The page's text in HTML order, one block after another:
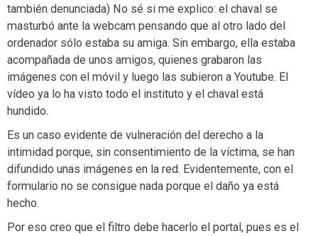
también denunciada) No sé si me explico: el chaval se
masturbó ante la webcam pensando que al otro lado del
ordenador sólo estaba su amiga. Sin embargo, ella estaba
acompañada de unos amigos, quienes grabaron las
imágenes con el móvil y luego las subieron a Youtube. El
vídeo ya lo ha visto todo el instituto y el chaval está
hundido.
Es un caso evidente de vulneración del derecho a la
intimidad porque, sin consentimiento de la víctima, se han
difundido unas imágenes en la red. Evidentemente, con el
formulario no se consigue nada porque el daño ya está
hecho.
Por eso creo que el filtro debe hacerlo el portal, pues es el